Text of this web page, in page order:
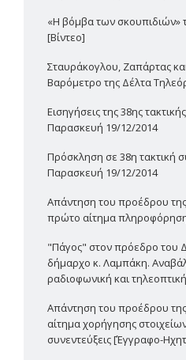
«Η βόμβα των σκουπιδιών»
[Βίντεο]
Σταυράκογλου, Ζαπάρτας
Βαρόμετρο της Δέλτα
Εισηγήσεις της 38ης
Παρασκευή 19/12/2014
Πρόσκληση σε 38η τακτική
Παρασκευή 19/12/2014
Απάντηση του προέδρου
πρώτο αίτημα
"Πάγος" στον πρόεδρο του
δήμαρχο κ. Λαμπάκη.
ραδιοφωνική και
Απάντηση του προέδρου της
αίτημα χορήγησης
συνεντεύξεις [Έγγραφο-